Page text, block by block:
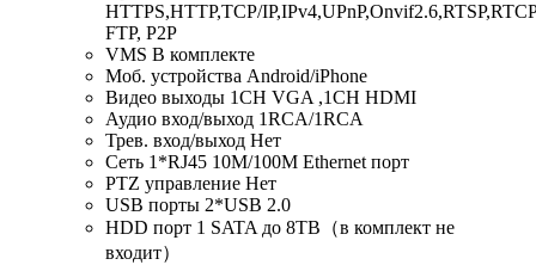
HTTPS,HTTP,TCP/
FTP, P2P
VMS В комплекте
Моб. устройства Android/iPhone
Видео выходы 1CH VGA ,1CH HDMI
Аудио вход/выход 1RCA/1RCA
Трев. вход/выход Нет
Сеть 1*RJ45 10M/100M Ethernet порт
PTZ управление Нет
USB порты 2*USB 2.0
HDD порт 1 SATA до 8TB（в комплект не
входит）